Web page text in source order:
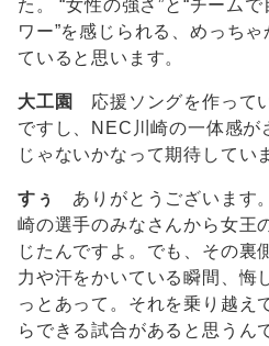
た。 “女性の強さ”と“チーム
ワー”を感じられる、めっち
ていると思います。
大工園
応援ソングを作って
ですし、NEC川崎の一体感が
じゃないかなって期待してい
すぅ
ありがとうございます
崎の選手のみなさんから女王
じたんですよ。でも、その裏
力や汗をかいている瞬間、悔
っとあって。それを乗り越え
らできる試合があると思うん